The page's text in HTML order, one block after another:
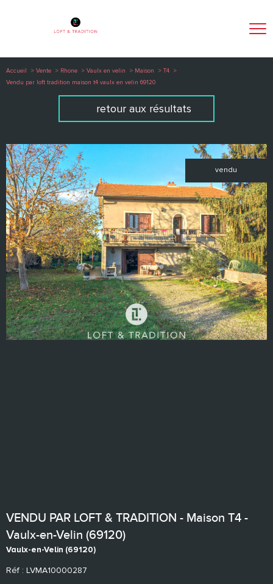
Accueil Vente Rhone Vaulx en velin Maison
T4
Vendu par loft tradition maison t4 vaulx en velin 69120
retour aux résultats
vendu
VENDU PAR LOFT & TRADITION - Maison T4 -
Vaulx-en-Velin (69120)
Vaulx-en-Velin (69120)
Réf : LVMA10000287